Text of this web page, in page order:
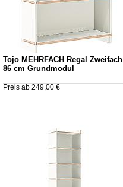
Tojo MEHRFACH Regal Zweifach
86 cm Grundmodul
Preis ab 249,00 €